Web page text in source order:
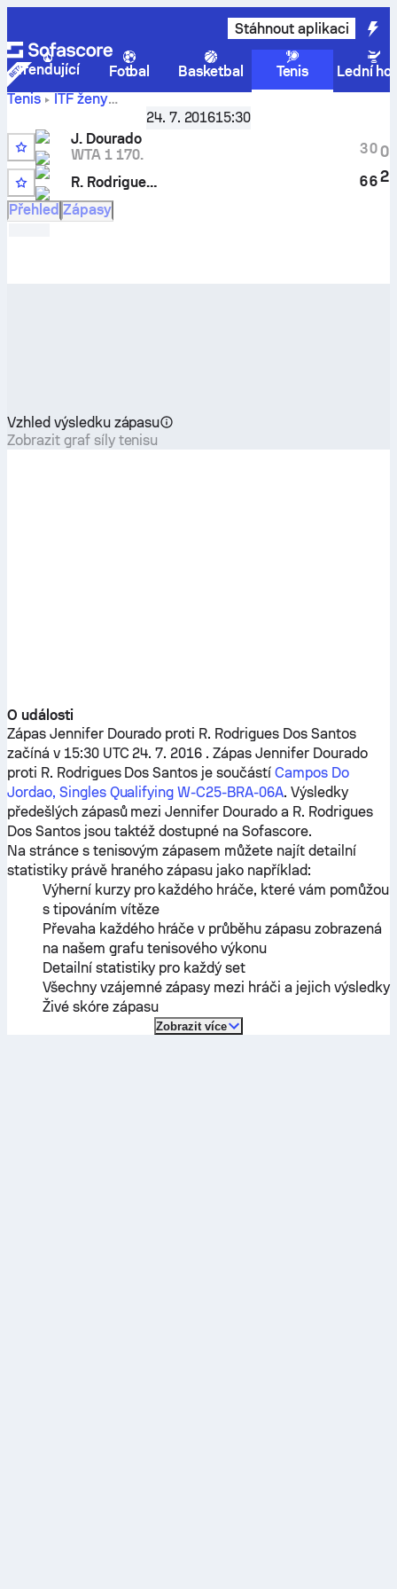
Stáhnout aplikaci
Trendující Fotbal Basketbal Tenis
Lední
Tenis
ITF ženy
Campos Do Jordao, Singles Qualifying W-C25-BRA-06A
Jennifer Dourado
skóre a porovnání výsledků
24. 7. 201615:30
J. Dourado
WTA 1 170.
R. Rodrigues Dos Santos
3
6
0
6
0
2
Přehled Zápasy
Vzhled výsledku zápasu
Zobrazit graf síly tenisu
O události
Zápas Jennifer Dourado proti R. Rodrigues Dos Santos
začíná v 15:30 UTC 24. 7. 2016 . Zápas Jennifer Dourado
proti R. Rodrigues Dos Santos je součástí Campos Do
Jordao, Singles Qualifying W-C25-BRA-06A. Výsledky
předešlých zápasů meziJennifer Douradoa R. Rodrigues
Dos Santosjsou taktéž dostupné na Sofascore.
Na stránce s tenisovým zápasem můžete najít detailní
statistiky právě hraného zápasu jako například:
Výherní kurzy pro každého hráče, které vám pomůžou
s tipováním vítěze
Převaha každého hráče v průběhu zápasu zobrazená
na našem grafu tenisového výkonu
Detailní statistiky pro každý set
Všechny vzájemné zápasy mezi hráči a jejich výsledky
Živé skóre zápasu
Zobrazit více